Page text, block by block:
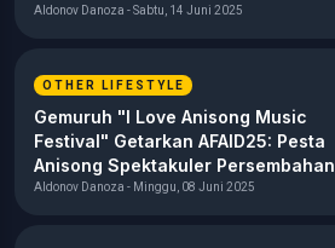
Aldonov Danoza - Sabtu, 14 Juni 2025
OTHER LIFESTYLE
Gemuruh "I Love Anisong Music
Festival" Getarkan AFAID25: Pesta
Anisong Spektakuler Persembahan
Crunchyroll
Aldonov Danoza - Minggu, 08 Juni 2025